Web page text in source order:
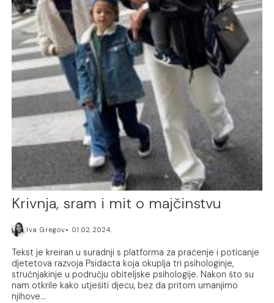
Krivnja, sram i mit o majčinstvu
Iva Gregov 01.02.2024.
Tekst je kreiran u suradnji s platforma za praćenje i poticanje
djetetova razvoja Psidacta koja okuplja tri psihologinje,
stručnjakinje u području obiteljske psihologije. Nakon što su
nam otkrile kako utješiti djecu, bez da pritom umanjimo
njihove...